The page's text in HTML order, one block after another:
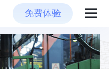
免费体验